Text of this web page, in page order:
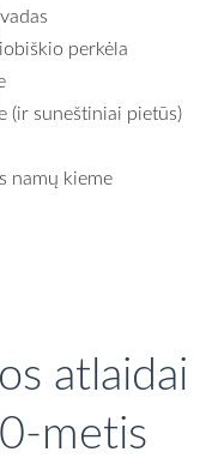
perkėla
(ir suneštiniai pietūs)
namų kieme
atlaidai
metis